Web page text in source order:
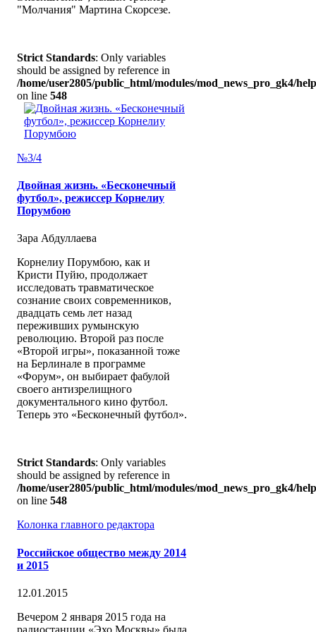
"Молчания" Мартина Скорсезе.
Strict Standards: Only variables
should be assigned by reference in
/home/user2805/public_html/modules/mod_news_pro_gk4/
on line 548
№3/4
Двойная жизнь. «Бесконечный
футбол», режиссер Корнелиу
Порумбою
Зара Абдуллаева
Корнелиу Порумбою, как и
Кристи Пуйю, продолжает
исследовать травматическое
сознание своих современников,
двадцать семь лет назад
переживших румынскую
революцию. Второй раз после
«Второй игры», показанной тоже
на Берлинале в программе
«Форум», он выбирает фабулой
своего антизрелищного
документального кино футбол.
Теперь это «Бесконечный футбол».
Strict Standards: Only variables
should be assigned by reference in
/home/user2805/public_html/modules/mod_news_pro_gk4/
on line 548
Колонка главного редактора
Российское общество между 2014
и 2015
12.01.2015
Вечером 2 января 2015 года на
радиостанции «Эхо Москвы» была